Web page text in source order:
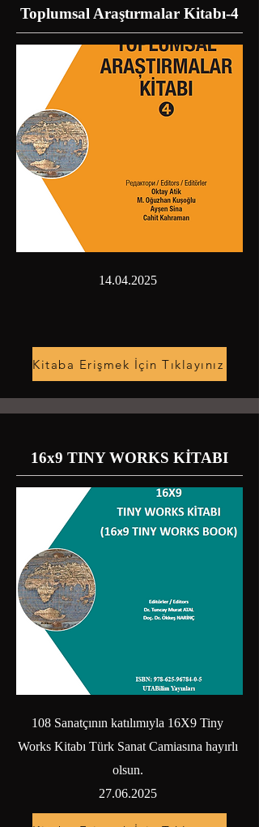
Toplumsal Araştırmalar Kitabı-4
14.04.2025
Kitaba Erişmek İçin Tıklayınız
16x9 TINY WORKS KİTABI
108 Sanatçının katılımıyla 16X9 Tiny
Works Kitabı Türk Sanat Camiasına hayırlı
olsun.
27.06.2025